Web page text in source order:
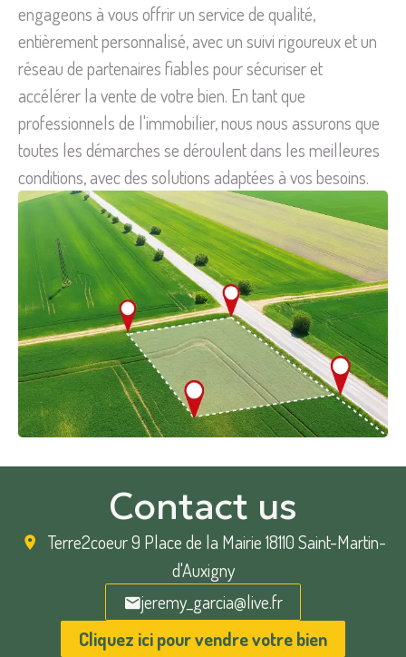
engageons à vous offrir un service de qualité,
entièrement personnalisé, avec un suivi rigoureux et un
réseau de partenaires fiables pour sécuriser et
accélérer la vente de votre bien. En tant que
professionnels de l'immobilier, nous nous assurons que
toutes les démarches se déroulent dans les meilleures
conditions, avec des solutions adaptées à vos besoins.
Contact us
Terre2coeur9 Place de la Mairie 18110 Saint-Martin-
d'Auxigny
jeremy_garcia@live.fr
Cliquez ici pour vendre votre bien